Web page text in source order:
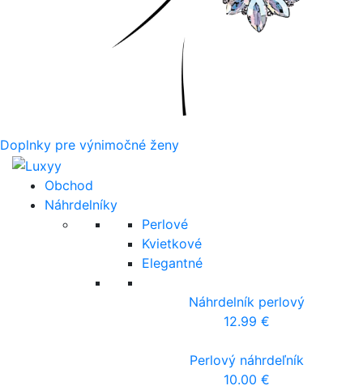
Doplnky pre výnimočné ženy
Obchod
Náhrdelníky
Perlové
Kvietkové
Elegantné
Náhrdelník perlový
12.99 €
Perlový náhrdeľník
10.00 €